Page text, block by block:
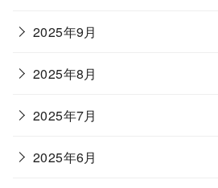
2025年9月
2025年8月
2025年7月
2025年6月